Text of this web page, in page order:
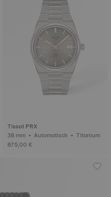
Tissot PRX
38 mm • Automatisch • Titanium
875,00 €